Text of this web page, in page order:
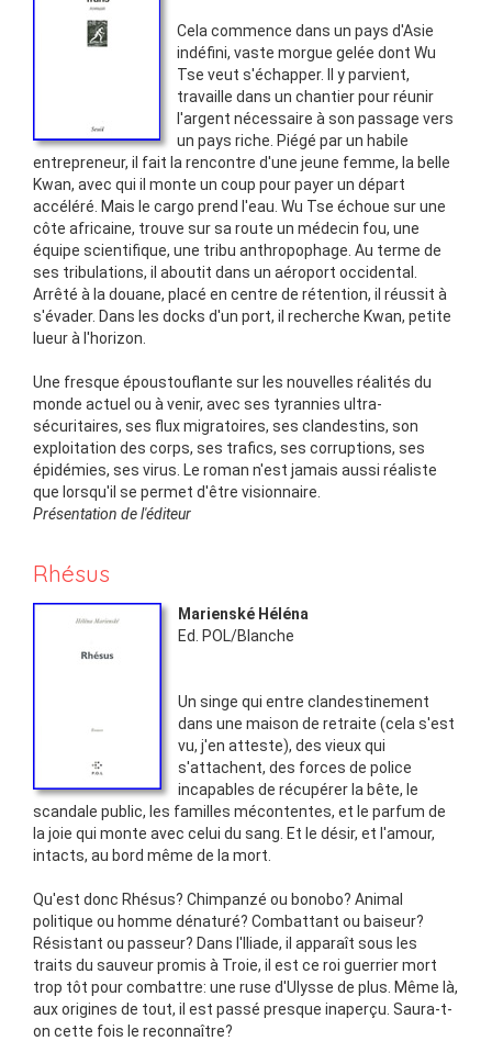
Cela commence dans un pays d'Asie
indéfini, vaste morgue gelée dont Wu
Tse veut s'échapper. Il y parvient,
travaille dans un chantier pour réunir
l'argent nécessaire à son passage vers
un pays riche. Piégé par un habile
entrepreneur, il fait la rencontre d'une jeune femme, la belle
Kwan, avec qui il monte un coup pour payer un départ
accéléré. Mais le cargo prend l'eau. Wu Tse échoue sur une
côte africaine, trouve sur sa route un médecin fou, une
équipe scientifique, une tribu anthropophage. Au terme de
ses tribulations, il aboutit dans un aéroport occidental.
Arrêté à la douane, placé en centre de rétention, il réussit à
s'évader. Dans les docks d'un port, il recherche Kwan, petite
lueur à l'horizon.
Une fresque époustouflante sur les nouvelles réalités du
monde actuel ou à venir, avec ses tyrannies ultra-
sécuritaires, ses flux migratoires, ses clandestins, son
exploitation des corps, ses trafics, ses corruptions, ses
épidémies, ses virus. Le roman n'est jamais aussi réaliste
que lorsqu'il se permet d'être visionnaire.
Présentation de l'éditeur
Rhésus
Marienské Héléna
Ed.
POL/Blanche
Un singe qui entre clandestinement
dans une maison de retraite (cela s'est
vu, j'en atteste), des vieux qui
s'attachent, des forces de police
incapables de récupérer la bête, le
scandale public, les familles mécontentes, et le parfum de
la joie qui monte avec celui du sang. Et le désir, et l'amour,
intacts, au bord même de la mort.
Qu'est donc Rhésus? Chimpanzé ou bonobo? Animal
politique ou homme dénaturé? Combattant ou baiseur?
Résistant ou passeur? Dans l'Iliade, il apparaît sous les
traits du sauveur promis à Troie, il est ce roi guerrier mort
trop tôt pour combattre: une ruse d'Ulysse de plus. Même là,
aux origines de tout, il est passé presque inaperçu. Saura-t-
on cette fois le reconnaître?